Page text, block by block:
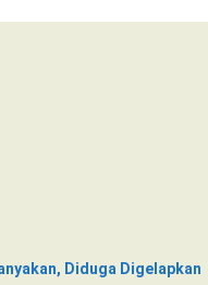
Diduga Digelapkan